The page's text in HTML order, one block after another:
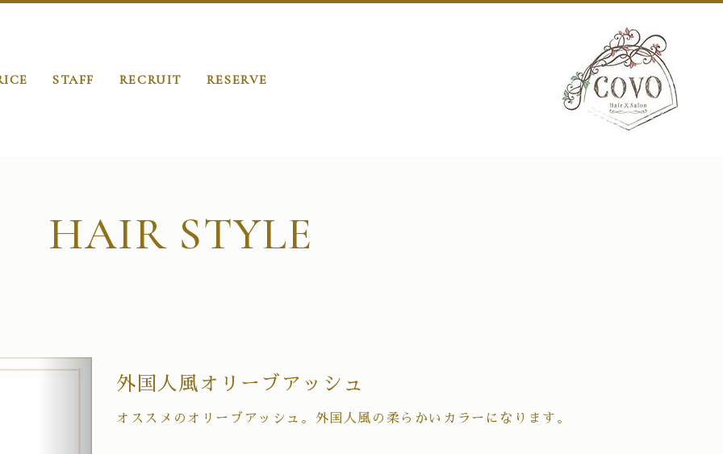
STAFF RECRUIT RESERVE
HAIR STYLE
次
外国人風オリーブアッシュ
オススメのオリーブアッシュ。外国人風の柔らかいカラーになります。